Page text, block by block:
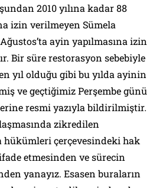
2010 yılına kadar 88
izin verilmeyen Sümela
ayin yapılmasına izin
Bir süre restorasyon sebebiyle
yıl olduğu gibi bu yılda ayinin
ve geçtiğimiz Perşembe günü
resmi yazıyla bildirilmiştir.
zikredilen
hükümleri çerçevesindeki hak
etmesinden ve sürecin
yanayız. Esasen buraların